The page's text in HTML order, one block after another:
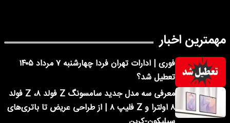
مهمترین اخبار
فوری | ادارات تهران فردا چهارشنبه ۷ مرداد ۱۴۰۵
تعطیل شد؟
معرفی سه مدل جدید سامسونگ Z فولد ۸، Z فولد
۸ اولترا و Z فلیپ ۸ | از طراحی عریض تا باتری‌های